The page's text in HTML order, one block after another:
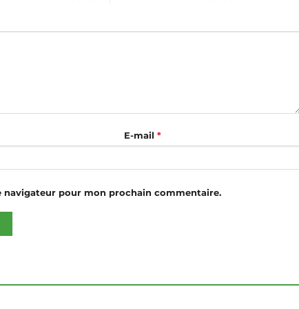
E-mail *
pour mon prochain commentaire.